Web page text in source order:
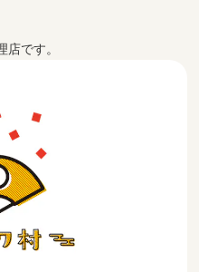
です。